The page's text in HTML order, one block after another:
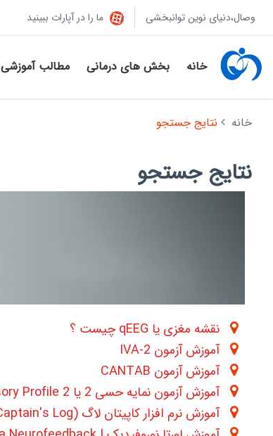
وصال،دنیای نوین توانبخشی ما را در آپارات ببینید
خانه بخش های درمانی مطالب آموزشی
خانه نتایج جستجو
نتایج جستجو
نقشه مغزی یا qEEG چیست ؟
آموزش آزمون 2-IVA
آموزش آزمون CANTAB
آموزش آزمون نمایه حسی 2 یا Sensory Profile 2
آموزش نرم افزار کاپیتان لاگ (Captain's Log)